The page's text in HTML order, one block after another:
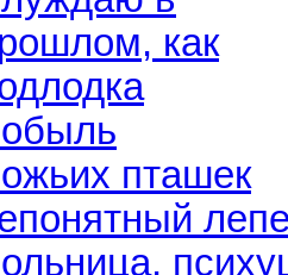
как
пташек